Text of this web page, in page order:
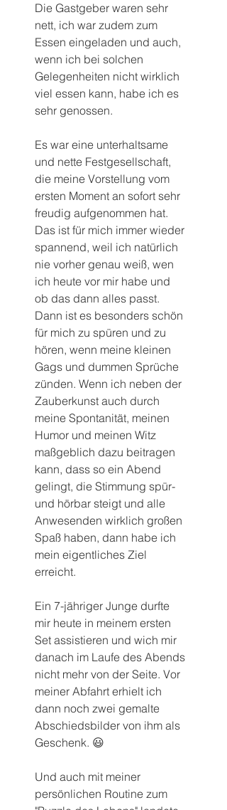
Die Gastgeber waren sehr
nett, ich war zudem zum
Essen eingeladen und auch,
wenn ich bei solchen
Gelegenheiten nicht wirklich
viel essen kann, habe ich es
sehr genossen.
Es war eine unterhaltsame
und nette Festgesellschaft,
die meine Vorstellung vom
ersten Moment an sofort sehr
freudig aufgenommen hat.
Das ist für mich immer wieder
spannend, weil ich natürlich
nie vorher genau weiß, wen
ich heute vor mir habe und
ob das dann alles passt.
Dann ist es besonders schön
für mich zu spüren und zu
hören, wenn meine kleinen
Gags und dummen Sprüche
zünden. Wenn ich neben der
Zauberkunst auch durch
meine Spontanität, meinen
Humor und meinen Witz
maßgeblich dazu beitragen
kann, dass so ein Abend
gelingt, die Stimmung spür-
und hörbar steigt und alle
Anwesenden wirklich großen
Spaß haben, dann habe ich
mein eigentliches Ziel
erreicht.
Ein 7-jähriger Junge durfte
mir heute in meinem ersten
Set assistieren und wich mir
danach im Laufe des Abends
nicht mehr von der Seite. Vor
meiner Abfahrt erhielt ich
dann noch zwei gemalte
Abschiedsbilder von ihm als
Geschenk. 😃
Und auch mit meiner
persönlichen Routine zum